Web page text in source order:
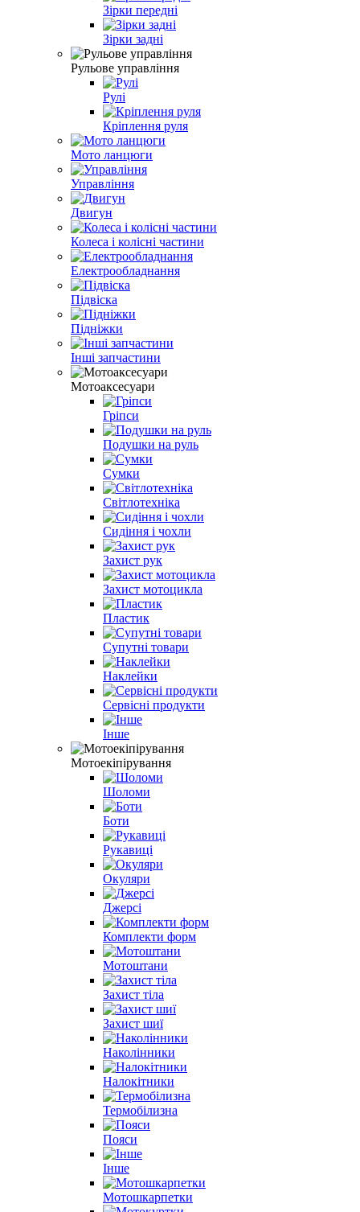
Зірки передні
Зірки задні
Рульове управління
Рулі
Кріплення руля
Мото ланцюги
Управління
Двигун
Колеса і колісні частини
Електрообладнання
Підвіска
Підніжки
Інші запчастини
Мотоаксесуари
Гріпси
Подушки на руль
Сумки
Світлотехніка
Сидіння і чохли
Захист рук
Захист мотоцикла
Пластик
Супутні товари
Наклейки
Сервісні продукти
Інше
Мотоекіпірування
Шоломи
Боти
Рукавиці
Окуляри
Джерсі
Комплекти форм
Мотоштани
Захист тіла
Захист шиї
Наколінники
Налокітники
Термобілизна
Пояси
Інше
Мотошкарпетки